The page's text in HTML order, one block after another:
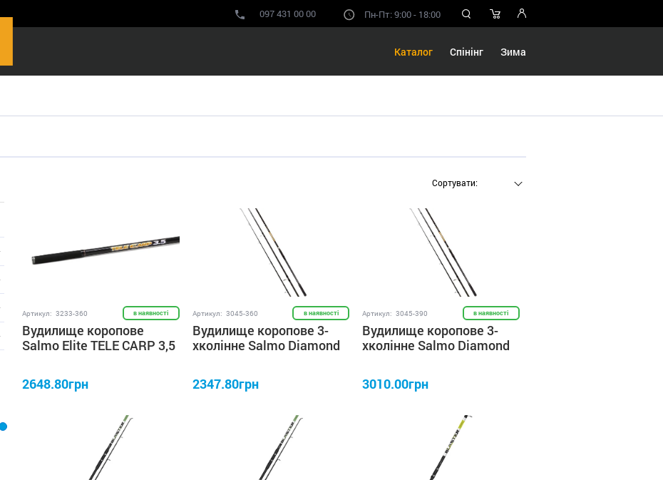
097 431 00 00 Пн-Пт: 9:00 - 18:00
Каталог Спінінг Зима
Сортувати:
Артикул: 3233-360 в наявності
Вудилище коропове
Salmo Elite TELE CARP 3,5
2648.80грн
Артикул: 3045-360 в наявності
Вудилище коропове 3-
хколінне Salmo Diamond
2347.80грн
Артикул: 3045-390 в наявності
Вудилище коропове 3-
хколінне Salmo Diamond
3010.00грн